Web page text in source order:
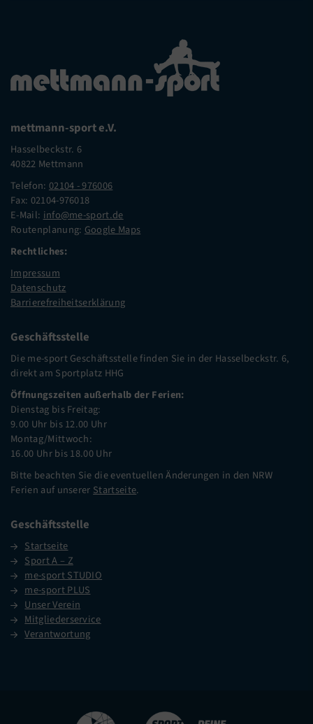
mettmann-sport e.V.
Hasselbeckstr. 6
40822 Mettmann
Telefon: 02104 - 976006
Fax: 02104-976018
E-Mail: info@me-sport.de
Routenplanung: Google Maps
Rechtliches:
Impressum
Datenschutz
Barrierefreiheitserklärung
Geschäftsstelle
Die me-sport Geschäftsstelle finden Sie in der Hasselbeckstr. 6,
direkt am Sportplatz HHG
Öffnungszeiten außerhalb der Ferien:
Dienstag bis Freitag:
9.00 Uhr bis 12.00 Uhr
Montag/Mittwoch:
16.00 Uhr bis 18.00 Uhr
Bitte beachten Sie die eventuellen Änderungen in den NRW
Ferien auf unserer Startseite.
Geschäftsstelle
Startseite
Sport A – Z
me-sport STUDIO
me-sport PLUS
Unser Verein
Mitgliederservice
Verantwortung